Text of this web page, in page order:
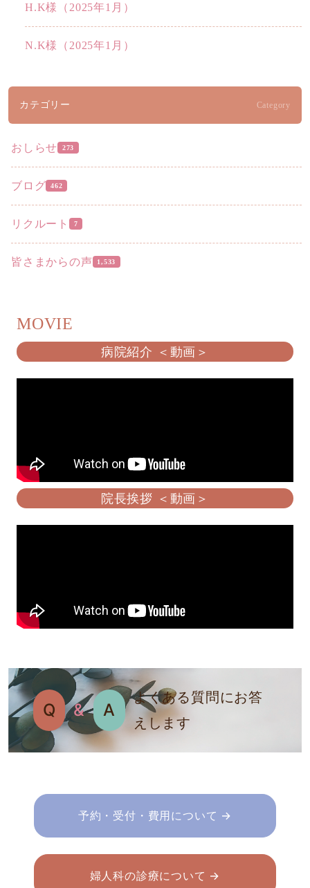
H.K様（2025年1月）
N.K様（2025年1月）
カテゴリー Category
おしらせ 273
ブログ 462
リクルート 7
皆さまからの声 1,533
MOVIE
病院紹介 ＜動画＞
院長挨拶 ＜動画＞
Q & A
よくある質問にお答
えします
予約・受付・費用について →
婦人科の診療について →